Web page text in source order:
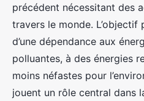
précédent nécessitant des
travers le monde.
d’une dépendance aux
polluantes, à des énergies
moins néfastes pour
jouent un rôle central dans